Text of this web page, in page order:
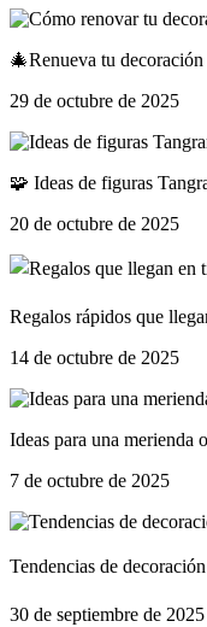
🎄Renueva tu
29 de octubre de 2025
🧩 Ideas de figuras
20 de octubre de 2025
Regalos rápidos que
14 de octubre de 2025
Ideas para una merienda
7 de octubre de 2025
Tendencias de
30 de septiembre de 2025